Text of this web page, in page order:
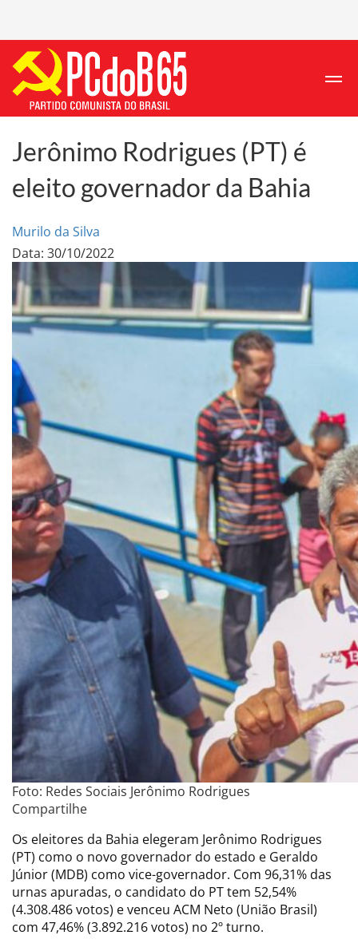
Jerônimo Rodrigues (PT) é
eleito governador da Bahia
Murilo da Silva
Data: 30/10/2022
Foto: Redes Sociais Jerônimo Rodrigues
Compartilhe
Os eleitores da Bahia elegeram Jerônimo Rodrigues
(PT) como o novo governador do estado e Geraldo
Júnior (MDB) como vice-governador. Com 96,31% das
urnas apuradas, o candidato do PT tem 52,54%
(4.308.486 votos) e venceu ACM Neto (União Brasil)
com 47,46% (3.892.216 votos) no 2º turno.